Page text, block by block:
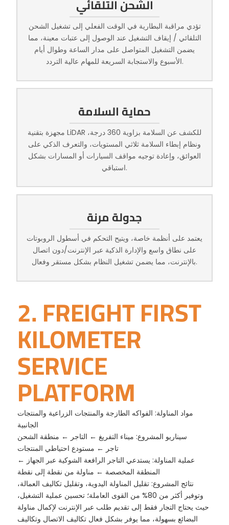
الشحن التلقائي
تؤدي مراقبة البطارية في الوقت الفعلي إلى تشغيل الشحن
التلقائي / إيقاف التشغيل عند الوصول إلى عتبات معينة، مما
يضمن التشغيل المتواصل على مدار الساعة وطوال أيام
الأسبوع والاستجابة السريعة للمهام عالية التردد.
حماية السلامة
مجهزة بتقنية LiDAR للكشف عن السلامة بزاوية 360 درجة،
ونظام إبطاء السلامة ثلاثي المستويات، والتعرف الذكي على
العوائق، وإعادة توجيه مواقف السيارات أو المسارات بشكل
استباقي.
جدولة مرنة
يعتمد على أنظمة خاصة، ويتيح التحكم في أسطول الروبوتات
على نطاق واسع والإدارة الذكية عبر الإنترنت/دون اتصال
بالإنترنت، مما يضمن تشغيل النظام بشكل مستقر وفعال.
2. FREIGHT FIRST
KILOMETER
SERVICE
PLATFORM
مواد المناولة: الفواكه الطازجة والمنتجات الزراعية والمنتجات
الجانبية
سيناريو المشروع: ميناء التفريغ ← التاجر ← منطقة الشحن
تاجر ← مستودع احتياطي المنتجات
عملية المناولة: يستدعي التاجر الرافعة الشوكية عبر الجهاز ←
المنطقة المخصصة ← مناولة من نقطة إلى نقطة
نتائج المشروع: تقليل المناولة اليدوية، وتقليل تكاليف العمالة،
وتوفير أكثر من 80% من القوى العاملة؛ تحسين عملية التشغيل،
حيث يحتاج التجار فقط إلى تقديم طلب عبر الإنترنت لإكمال مناولة
البضائع بسهولة، مما يوفر بشكل فعال تكاليف الاتصال وتكاليف